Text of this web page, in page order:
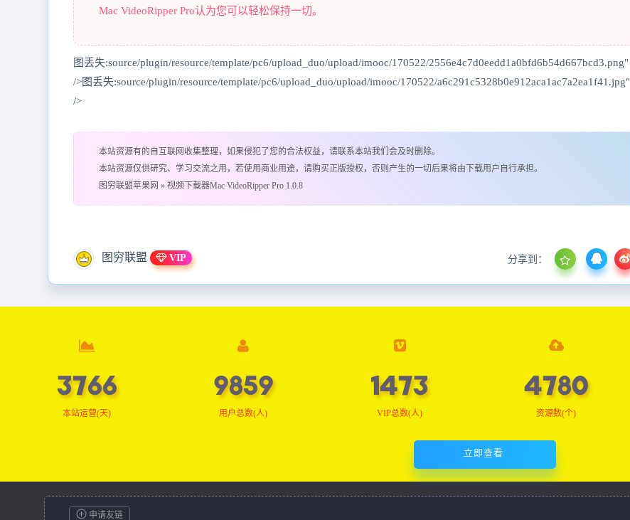
Mac VideoRipper Pro认为您可以轻松保持一切。
图丢失:source/plugin/resource/template/pc6/upload_duo/upload/imooc/170522/2556e4c7d0eedd1a0bfd6b54d667bcd3.png"
/>图丢失:source/plugin/resource/template/pc6/upload_duo/upload/imooc/170522/a6c291c5328b0e912aca1ac7a2ea1f41.jpg"
/>
本站资源有的自互联网收集整理，如果侵犯了您的合法权益，请联系本站我们会及时删除。
本站资源仅供研究、学习交流之用，若使用商业用途，请购买正版授权，否则产生的一切后果将由下载用户自行承担。
图穷联盟苹果网 » 视频下载器Mac VideoRipper Pro 1.0.8
图穷联盟 VIP 分享到：
3766
本站运营(天)
9859
用户总数(人)
1473
VIP总数(人)
4780
资源数(个)
立即查看
申请友链